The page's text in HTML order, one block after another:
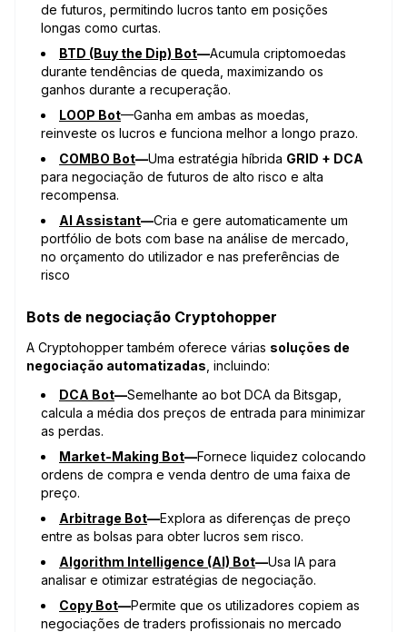
de futuros, permitindo lucros tanto em posições
longas como curtas.
BTD (Buy the Dip) Bot—Acumula criptomoedas
durante tendências de queda, maximizando os
ganhos durante a recuperação.
LOOP Bot—Ganha em ambas as moedas,
reinveste os lucros e funciona melhor a longo prazo.
COMBO Bot—Uma estratégia híbrida GRID + DCA
para negociação de futuros de alto risco e alta
recompensa.
AI Assistant—Cria e gere automaticamente um
portfólio de bots com base na análise de mercado,
no orçamento do utilizador e nas preferências de
risco
Bots de negociação Cryptohopper
A Cryptohopper também oferece várias soluções de
negociação automatizadas , incluindo:
DCA Bot—Semelhante ao bot DCA da Bitsgap,
calcula a média dos preços de entrada para minimizar
as perdas.
Market-Making Bot—Fornece liquidez colocando
ordens de compra e venda dentro de uma faixa de
preço.
Arbitrage Bot—Explora as diferenças de preço
entre as bolsas para obter lucros sem risco.
Algorithm Intelligence (AI) Bot—Usa IA para
analisar e otimizar estratégias de negociação.
Copy Bot—Permite que os utilizadores copiem as
negociações de traders profissionais no mercado